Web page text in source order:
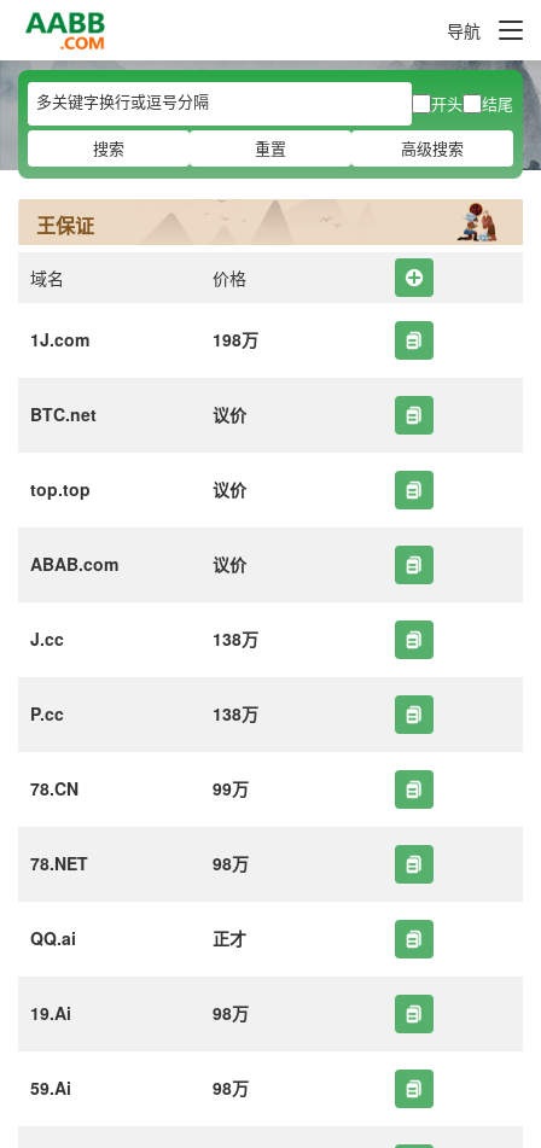
导航
开头
结尾
搜索
重置 高级搜索
王保证
域名 价格
1J.com 198万
BTC.net 议价
top.top 议价
ABAB.com 议价
J.cc 138万
P.cc 138万
78.CN 99万
78.NET 98万
QQ.ai 正才
19.Ai 98万
59.Ai 98万